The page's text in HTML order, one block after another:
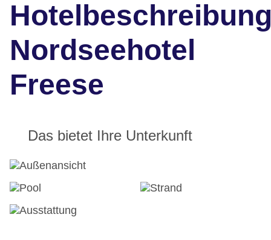
Nordseehotel
Freese
Das bietet Ihre Unterkunft